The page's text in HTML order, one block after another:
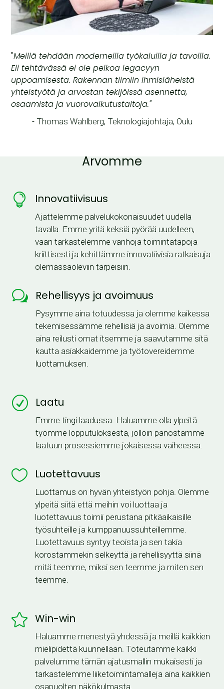
"Meillä tehdään moderneilla työkaluilla ja tavoilla.
Eli tehtävässä ei ole pelkoa legacyyn
uppoamisesta. Rakennan tiimiin ihmisläheistä
yhteistyötä ja arvostan tekijöissä asennetta,
osaamista ja vuorovaikutustaitoja."
- Thomas Wahlberg, Teknologiajohtaja, Oulu
Arvomme
 Innovatiivisuus
Ajattelemme palvelukokonaisuudet uudella
tavalla. Emme yritä keksiä pyörää uudelleen,
vaan tarkastelemme vanhoja toimintatapoja
kriittisesti ja kehittämme innovatiivisia ratkaisuja
olemassaoleviin tarpeisiin.
w Rehellisyys ja avoimuus
Pysymme aina totuudessa ja olemme kaikessa
tekemisessämme rehellisiä ja avoimia. Olemme
aina reilusti omat itsemme ja saavutamme sitä
kautta asiakkaidemme ja työtovereidemme
luottamuksen.
R Laatu
Emme tingi laadussa. Haluamme olla ylpeitä
työmme lopputuloksesta, jolloin panostamme
laatuun prosessiemme jokaisessa vaiheessa.
 Luotettavuus
Luottamus on hyvän yhteistyön pohja. Olemme
ylpeitä siitä että meihin voi luottaa ja
luotettavuus toimii perustana pitkäaikaisille
työsuhteille ja kumppanuussuhteillemme.
Luotettavuus syntyy teoista ja sen takia
korostammekin selkeyttä ja rehellisyyttä siinä
mitä teemme, miksi sen teemme ja miten sen
teemme.
 Win-win
Haluamme menestyä yhdessä ja meillä kaikkien
mielipidettä kuunnellaan. Toteutamme kaikki
palvelumme tämän ajatusmallin mukaisesti ja
tarkastelemme liiketoimintamalleja aina kaikkien
osapuolten näkökulmasta.